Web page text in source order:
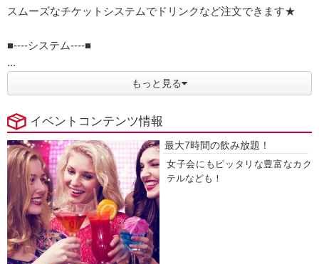
スムーズなチケットシステムでドリンクなど注文できます★
■----システム----■
...
もっと見る
イベントコンテンツ情報
最大7時間の飲み放題！
女子会にもピッタリな豊富なカク
テルなども！